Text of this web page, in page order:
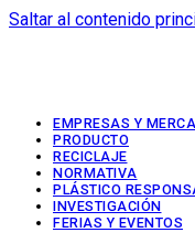
Saltar al contenido
EMPRESAS Y
PRODUCTO
RECICLAJE
NORMATIVA
PLÁSTICO
INVESTIGACIÓN
FERIAS Y EVENTOS